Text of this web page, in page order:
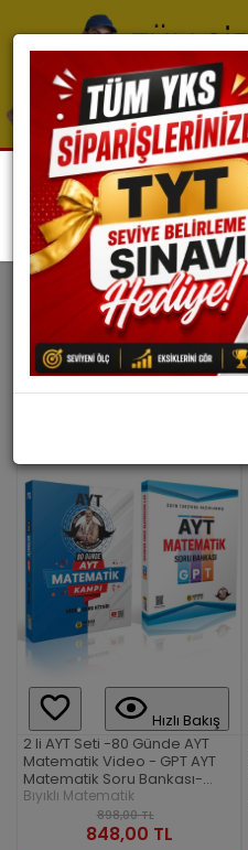
Ayt Matematik
AYT MATEMATIK
Filtrele
Hızlı Bakış
2 li AYT Seti -80 Günde AYT
Matematik Video - GPT AYT
Matematik Soru Bankası-
Bıyıklı Matematik
Bıyıklı Matematik
898,00 TL
848,00 TL